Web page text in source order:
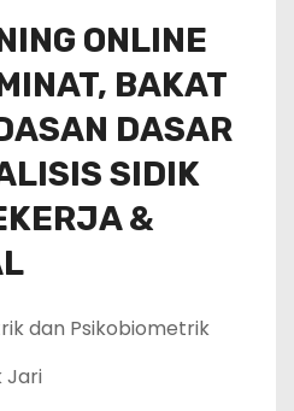
ONLINE
BAKAT
DASAR
SIDIK
&
dan Psikobiometrik
Jari